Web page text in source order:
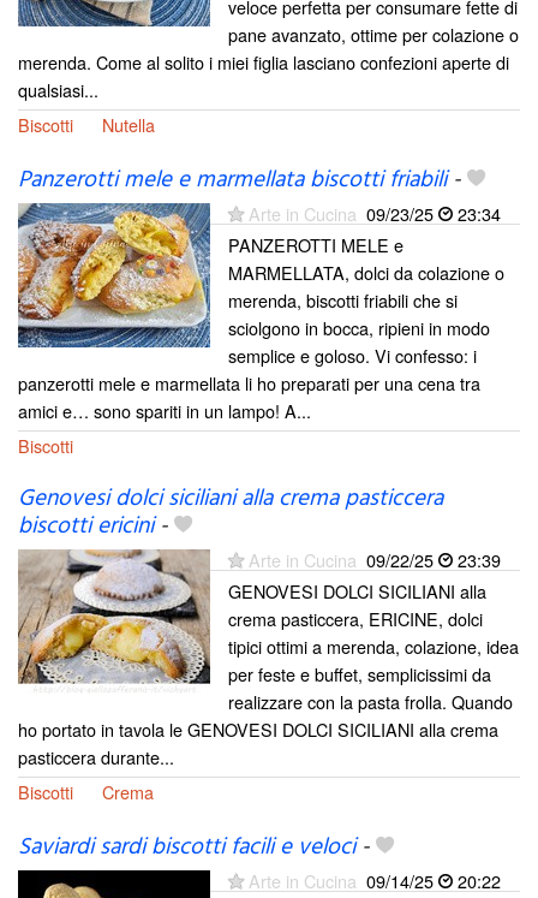
veloce perfetta per consumare fette di
pane avanzato, ottime per colazione o
merenda. Come al solito i miei figlia lasciano confezioni aperte di
qualsiasi...
Biscotti
Nutella
Panzerotti mele e marmellata biscotti friabili-
Arte in Cucina 09/23/25
23:34
PANZEROTTI MELE e
MARMELLATA, dolci da colazione o
merenda, biscotti friabili che si
sciolgono in bocca, ripieni in modo
semplice e goloso. Vi confesso: i
panzerotti mele e marmellata li ho preparati per una cena tra
amici e… sono spariti in un lampo! A...
Biscotti
Genovesi dolci siciliani alla crema pasticcera
biscotti ericini-
Arte in Cucina 09/22/25
23:39
GENOVESI DOLCI SICILIANI alla
crema pasticcera, ERICINE, dolci
tipici ottimi a merenda, colazione, idea
per feste e buffet, semplicissimi da
realizzare con la pasta frolla. Quando
ho portato in tavola le GENOVESI DOLCI SICILIANI alla crema
pasticcera durante...
Biscotti
Crema
Saviardi sardi biscotti facili e veloci-
Arte in Cucina 09/14/25
20:22